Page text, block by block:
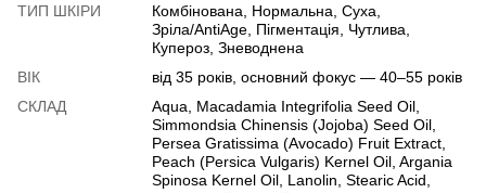
ТИП ШКІРИ
Комбінована, Нормальна, Суха,
Зріла/AntiAge, Пігментація, Чутлива,
Купероз, Зневоднена
ВІК
від 35 років, основний фокус — 40–55 років
СКЛАД
Aqua, Macadamia Integrifolia Seed Oil,
Simmondsia Chinensis (Jojoba) Seed Oil,
Persea Gratissima (Avocado) Fruit Extract,
Peach (Persica Vulgaris) Kernel Oil, Argania
Spinosa Kernel Oil, Lanolin, Stearic Acid,